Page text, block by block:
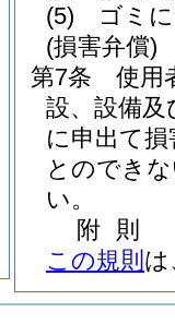
(5)
ゴミ
(損害弁償)
第7条
使用
設、設備
に申出て
とのでき
い。
附 則
この規則 は